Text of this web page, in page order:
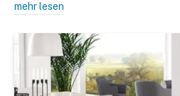
mehr lesen